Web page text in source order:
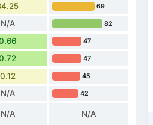
69
N/A 82
47
47
0.12 45
N/A 42
N/A N/A